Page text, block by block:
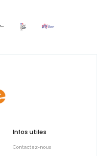
Infos utiles
Contactez-nous